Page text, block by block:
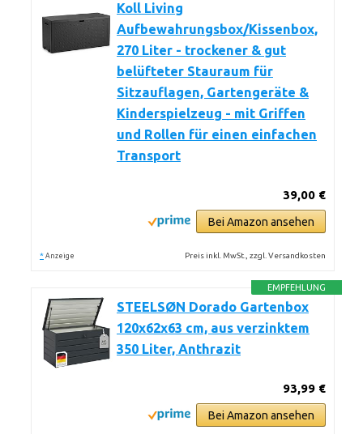
Koll Living
Aufbewahrungsbox/Kissenbox,
270 Liter - trockener & gut
belüfteter Stauraum für
Sitzauflagen, Gartengeräte &
Kinderspielzeug - mit Griffen
und Rollen für einen einfachen
Transport
39,00 €
Bei Amazon ansehen
* Anzeige Preis inkl. MwSt., zzgl. Versandkosten
EMPFEHLUNG
STEELSØN Dorado Gartenbox
120x62x63 cm, aus verzinktem
350 Liter, Anthrazit
93,99 €
Bei Amazon ansehen